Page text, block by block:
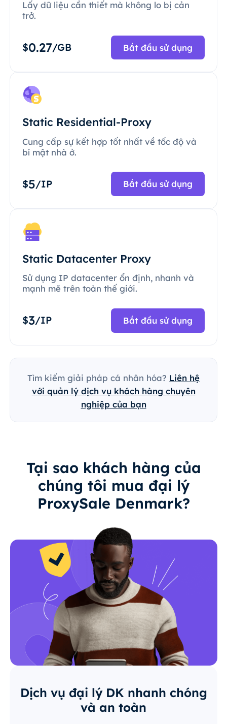
Lấy dữ liệu cần thiết mà không lo bị cản
trở.
$0.27/GB Bắt đầu sử dụng
Static Residential-Proxy
Cung cấp sự kết hợp tốt nhất về tốc độ và
bí mật nhà ở.
$5/IP Bắt đầu sử dụng
Static Datacenter Proxy
Sử dụng IP datacenter ổn định, nhanh và
mạnh mẽ trên toàn thế giới.
$3/IP Bắt đầu sử dụng
Tìm kiếm giải pháp cá nhân hóa? Liên hệ
với quản lý dịch vụ khách hàng chuyên
nghiệp của bạn
Tại sao khách hàng của
chúng tôi mua đại lý
ProxySale Denmark?
Dịch vụ đại lý DK nhanh chóng
và an toàn